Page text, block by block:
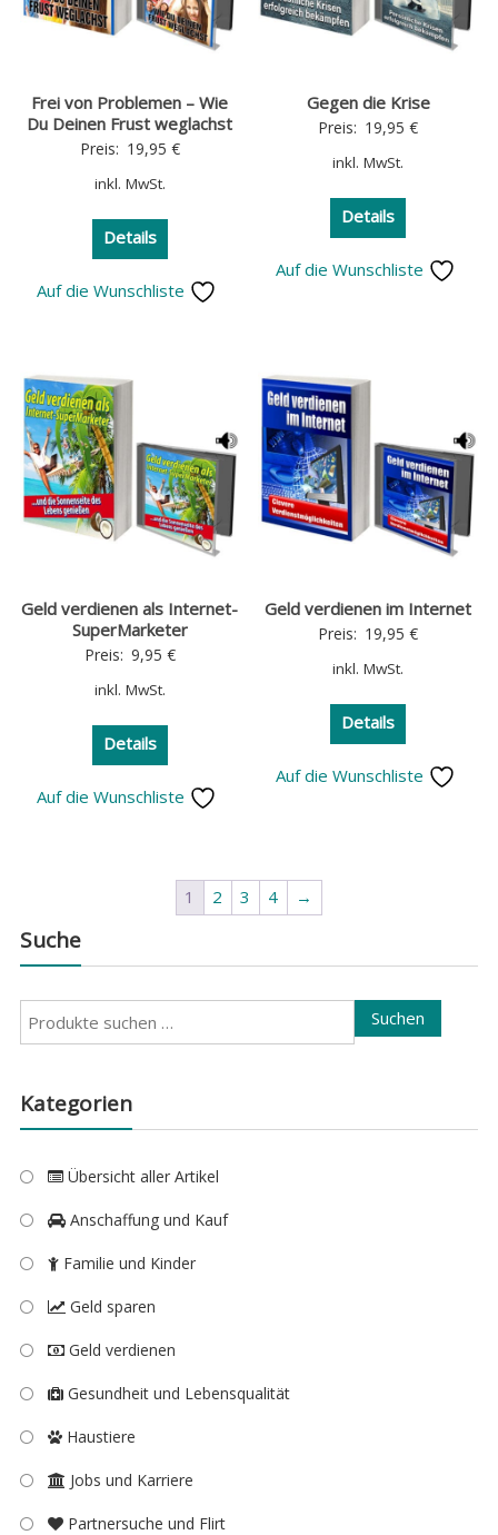
Frei von Problemen – Wie
Du Deinen Frust weglachst
Preis: 19,95 €
inkl. MwSt.
Details
Auf die Wunschliste
Gegen die Krise
Preis: 19,95€
inkl. MwSt.
Details
Auf die Wunschliste
Geld verdienen als Internet-
SuperMarketer
Preis: 9,95 €
inkl. MwSt.
Details
Auf die Wunschliste
Geld verdienen im Internet
Preis: 19,95€
inkl. MwSt.
Details
Auf die Wunschliste
1 2 3 4 →
Suche
Suchen
nach:
Suchen
Kategorien
Übersicht aller Artikel
Anschaffung und Kauf
Familie und Kinder
Geld sparen
Geld verdienen
Gesundheit und Lebensqualität
Haustiere
Jobs und Karriere
Partnersuche und Flirt